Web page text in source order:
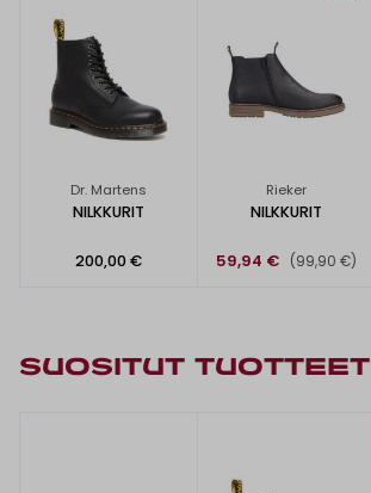
Dr. Martens
NILKKURIT
200,00 €
Rieker
NILKKURIT
59,94 € (99,90 €)
SUOSITUT TUOTTEET